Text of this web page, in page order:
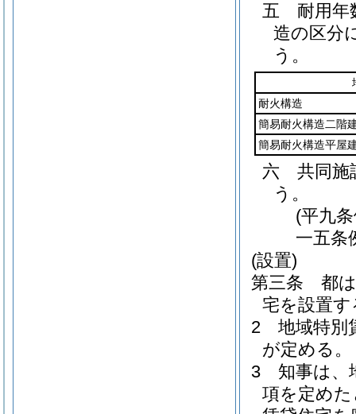
五
耐用
造の区分
う。
耐火構造
簡易耐火構造二階
簡易耐火構造平屋
六
共同施
う。
(平九
一五条
(設置)
第三条
都
宅を設置す
2
地域特別
が定める。
3
知事は、
項を定め